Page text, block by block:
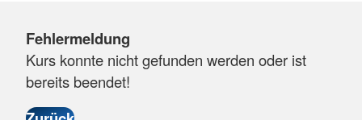
Fehlermeldung
Kurs konnte nicht gefunden werden oder ist
bereits beendet!